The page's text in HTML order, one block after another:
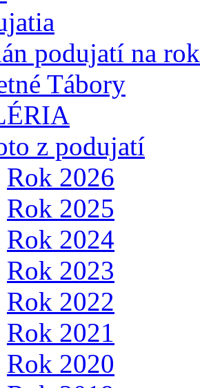
podujatí na
Tábory
z podujatí
Rok 2026
Rok 2025
Rok 2024
Rok 2023
Rok 2022
Rok 2021
Rok 2020